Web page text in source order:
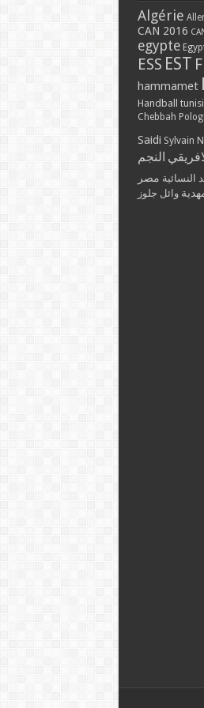
Algérie
CAN 2016
egypte
ESS EST
hammamet
Handball
Chebbah
Saidi Sylvain
النجم
النسائية مصر
وائل جلوز